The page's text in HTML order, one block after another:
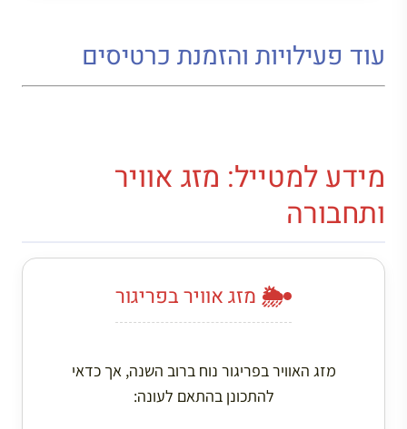
עוד פעילויות והזמנת כרטיסים
מידע למטייל: מזג אוויר
ותחבורה
🌦️ מזג אוויר בפריגור
מזג האוויר בפריגור נוח ברוב השנה, אך כדאי
להתכונן בהתאם לעונה: